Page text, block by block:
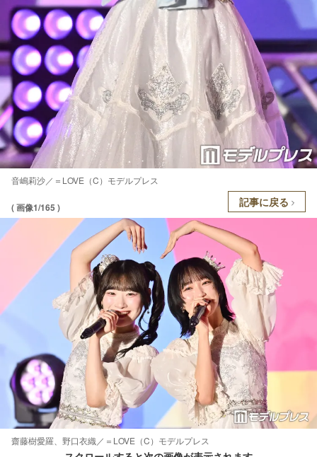
音嶋莉沙／＝LOVE（C）モデルプレス
( 画像1/165 ) 記事に戻る
齋藤樹愛羅、野口衣織／＝LOVE（C）モデルプレス